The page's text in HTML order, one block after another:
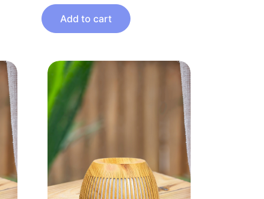
Add to cart